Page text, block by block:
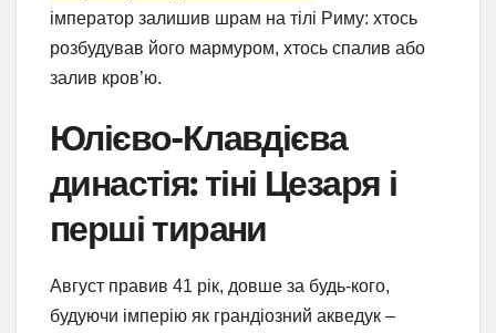
імператор залишив шрам на тілі Риму: хтось
розбудував його мармуром, хтось спалив або
залив кров’ю.
Юлієво-Клавдієва
династія: тіні Цезаря і
перші тирани
Август правив 41 рік, довше за будь-кого,
будуючи імперію як грандіозний акведук –